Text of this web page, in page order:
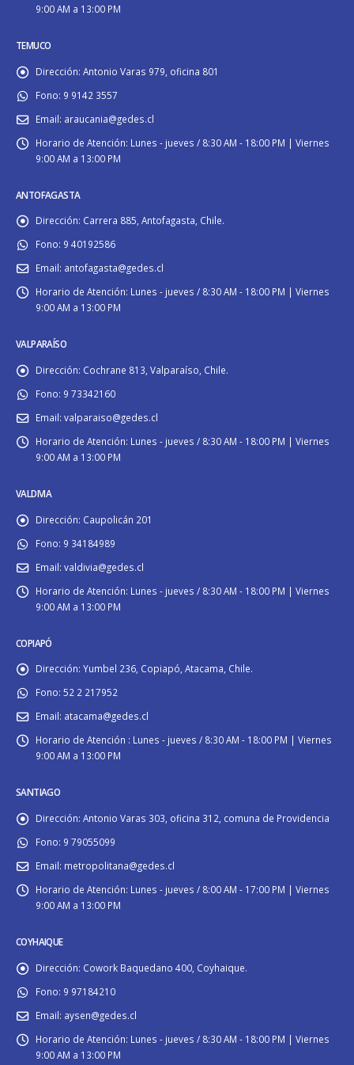
9:00 AM a 13:00 PM
TEMUCO
Dirección: Antonio Varas 979, oficina 801
Fono: 9 9142 3557
Email: araucania@gedes.cl
Horario de Atención: Lunes - jueves / 8:30 AM - 18:00 PM | Viernes
9:00 AM a 13:00 PM
ANTOFAGASTA
Dirección: Carrera 885, Antofagasta, Chile.
Fono: 9 40192586
Email: antofagasta@gedes.cl
Horario de Atención: Lunes - jueves / 8:30 AM - 18:00 PM | Viernes
9:00 AM a 13:00 PM
VALPARAÍSO
Dirección: Cochrane 813, Valparaíso, Chile.
Fono: 9 73342160
Email: valparaiso@gedes.cl
Horario de Atención: Lunes - jueves / 8:30 AM - 18:00 PM | Viernes
9:00 AM a 13:00 PM
VALDIVIA
Dirección: Caupolicán 201
Fono: 9 34184989
Email: valdivia@gedes.cl
Horario de Atención: Lunes - jueves / 8:30 AM - 18:00 PM | Viernes
9:00 AM a 13:00 PM
COPIAPÓ
Dirección: Yumbel 236, Copiapó, Atacama, Chile.
Fono: 52 2 217952
Email: atacama@gedes.cl
Horario de Atención : Lunes - jueves / 8:30 AM - 18:00 PM | Viernes
9:00 AM a 13:00 PM
SANTIAGO
Dirección: Antonio Varas 303, oficina 312, comuna de Providencia
Fono: 9 79055099
Email: metropolitana@gedes.cl
Horario de Atención: Lunes - jueves / 8:00 AM - 17:00 PM | Viernes
9:00 AM a 13:00 PM
COYHAIQUE
Dirección: Cowork Baquedano 400, Coyhaique.
Fono: 9 97184210
Email: aysen@gedes.cl
Horario de Atención: Lunes - jueves / 8:30 AM - 18:00 PM | Viernes
9:00 AM a 13:00 PM